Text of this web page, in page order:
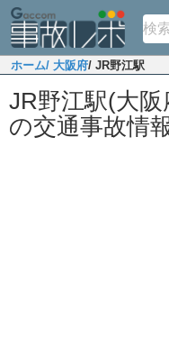
ホーム/ 大阪府/ JR野江駅
JR野江駅(大
の交通事故情